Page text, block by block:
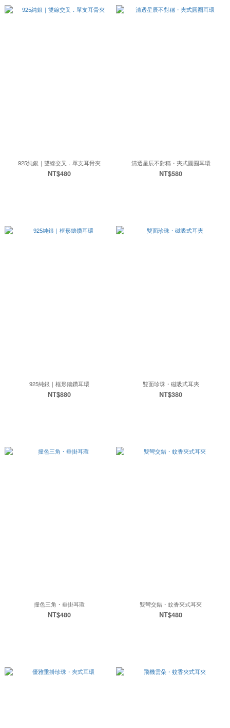
925純銀｜雙線交叉．單支耳骨夾
NT$480
清透星辰不對稱・夾式圓圈耳環
NT$580
925純銀｜框形鑲鑽耳環
NT$880
雙面珍珠・磁吸式耳夾
NT$380
撞色三角・垂掛耳環
NT$480
雙彎交錯・蚊香夾式耳夾
NT$480